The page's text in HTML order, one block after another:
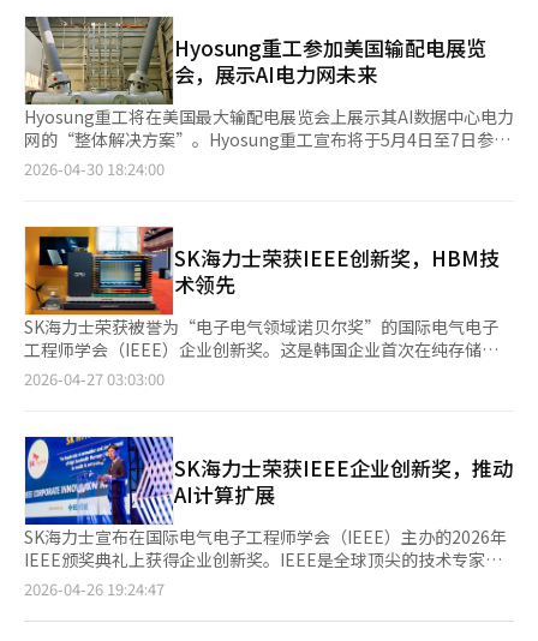
球领先企业之间的技术差距可能进一步缩小。 由于美国长期限制
阿斯麦先进EUV光刻设备对华出口，中国先进制程发展一直受到关
键设备瓶颈制约。彭博社指出，若华为实现相当于1.4纳米水平芯
片量产，将颠覆业界“EUV设备是5纳米以下芯片量产必需”的共
识。 不过，市场对于韬(τ)定律的商业化可行性仍存疑。英伟达、
AMD等其他企业也在摸索替代摩尔定律的方案。业内人士指出，在
缺乏先进光刻设备的前提下，仅依赖架构设计、算法优化等软件层
面技术，仍难以完全替代硬件制造工艺上的突破。
业内分析指出，AI数据中心集中在弗吉尼亚和德克萨斯等地，导致
区域电网瓶颈加剧，超高压电缆和变电设备更换需求可能加速实
现。韩国电缆公司在美国的项目经验不仅有助于获得订单，还可能
成为未来电力公司项目的资格基础。韩国电缆公司副会长宋钟民也
亲临展会，与北美主要电力公司和客户代表会面，检查项目进展并
讨论未来合作。宋钟民表示：“北美地区电网投资和可再生能源扩
张同步进行，市场快速增长。我们将基于在美国积累的经验和项
目，持续在HVDC、海底电缆及老旧电网解决方案等核心领域取得
输变电解决方案和超大规模数据中心解决方案，介绍应对全球电力
产业变革的未来战略产品。 LS电气强调直流解决方案的能力，展
示获得UL认证的直流配电板等产品，计划抢占北美直流市场。 公
司近期在北美市场业绩快速增长，第一季度北美销售额约3000亿
韩元，同比增长约80%。由于大科技公司增加AI数据中心投资，北
美市场对减少电力损失的直流解决方案需求增加。 LS电气在其天
安工厂建立并运营了“DC工厂”，积累了实际应用经验和技术。
在超高压输电解决方案方面，展示345kV级超高压变压器、断路
工业厂房、大型建筑和数据中心的全套解决方案能力。 随着北美
地区老旧电网更换和AI产业增长带来的新电力基础设施投资增加，
公司计划通过此次展会展示从超高压到配电的广泛产品组合，抢占
市场机会。 数据中心解决方案方面，展示专为超大规模数据中心
设计的高可靠性配电系统和高效电力设备。随着AI扩展，北美地区
数据中心投资激增，对稳定电力供应和能源效率的高端电力解决方
案需求迅速增长。 LS电气计划基于其项目经验和供应业绩，提升
客户信任度，进一步巩固其在北美数据中心电力市场的核心地位。
力市场的核心解决方案能力，我们将加速进军北美市场，凭借差异
化竞争力在直流时代成为市场的游戏规则改变者。”※ 本报道经
人工智能（AI）系统翻译与编辑。
Hyosung重工参加美国输配电展览
会，展示AI电力网未来
Hyosung重工将在美国最大输配电展览会上展示其AI数据中心电力
网的“整体解决方案”。Hyosung重工宣布将于5月4日至7日参加
在芝加哥举行的“IEEE PES T&D 2026”。此次展览会以“无间断
GCB、下一代数据中心核心电力解决方案SST、国内首个自主开发
成功的电压型HVDC、增强数据中心和可再生能源电力稳定性的
STATCOM等。展出的800kV 7000A GCB是今年3月开发的专为美
国出口的型号，通过优化设计，在保持与5000A产品相同尺寸的同
时，成功处理7000A的巨大电流。此外，Hyosung重工全球首创的
22.9kV SST子模块也将展出，SST显著提高数据中心电力效率。
Hyosung重工计划在电力需求预计激增的当地市场中，最大化其
超高压变压器和断路器等传统电力设备的竞争力，同时展示SST、
Hyosung重工的相关人士表示：“通过此次展览会，我们将向电
力行业的相关人士证明Hyosung重工是AI电力网建设最可靠的合作
伙伴。我们将结合积累的电力基础设施技术和未来解决方案，引领
美国市场的变革。”IEEE PES T&D是由IEEE主办的全球展览和学
术会议，每两年举办一次，吸引全球800多家公司参与，分享电力
行业趋势和解决方案。※ 本报道经人工智能（AI）系统翻译与编
辑。
2026-04-30 18:24:00
SK海力士荣获IEEE创新奖，HBM技
术领先
SK海力士荣获被誉为“电子电气领域诺贝尔奖”的国际电气电子
工程师学会（IEEE）企业创新奖。这是韩国企业首次在纯存储领
域获此殊荣，标志着SK海力士的技术被全球认可。 SK海力士在美
家。该奖项严格评估技术的完整性及其对人类产业和社会发展的影
响。 此次获奖是对SK海力士自2009年开始开发高带宽存储器
（HBM）以来，稳定量产并推动全球人工智能生态系统建设的认
可。 SK海力士是首个在半导体领域获得IEEE奖的韩国企业，解决
了AI计算中的数据瓶颈问题，获得学界和业界的高度评价。此前，
三星电子曾因WiMAX技术在2010年获得IEEE企业创新奖，提升了
韩国在移动通信领域的地位。 SK海力士的HBM于2013年12月与
AMD合作首次亮相。尽管初期因工艺复杂和技术限制被视为“非主
流技术”，但SK集团会长崔泰源看好其潜力，持续投入数十万亿
2026-04-27 03:03:00
SK海力士荣获IEEE企业创新奖，推动
AI计算扩展
SK海力士宣布在国际电气电子工程师学会（IEEE）主办的2026年
IEEE颁奖典礼上获得企业创新奖。IEEE是全球顶尖的技术专家组
织，其颁奖典礼已有百年历史，表彰在技术创新和社会进步方面的
产业和社会发展的企业。SK海力士首次获得此奖项。SK海力士表
2026-04-26 19:24:47
页